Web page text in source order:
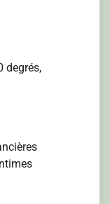
degrés,